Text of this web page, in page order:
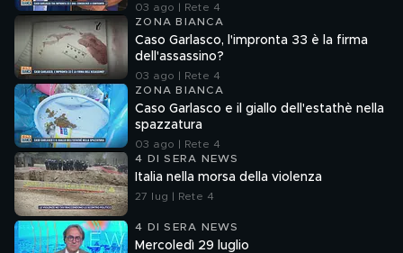
03 ago | Rete 4
ZONA BIANCA
Caso Garlasco, l'impronta 33 è la firma
dell'assassino?
03 ago | Rete 4
ZONA BIANCA
Caso Garlasco e il giallo dell'estathè nella
spazzatura
03 ago | Rete 4
4 DI SERA NEWS
Italia nella morsa della violenza
27 lug | Rete 4
4 DI SERA NEWS
Mercoledì 29 luglio